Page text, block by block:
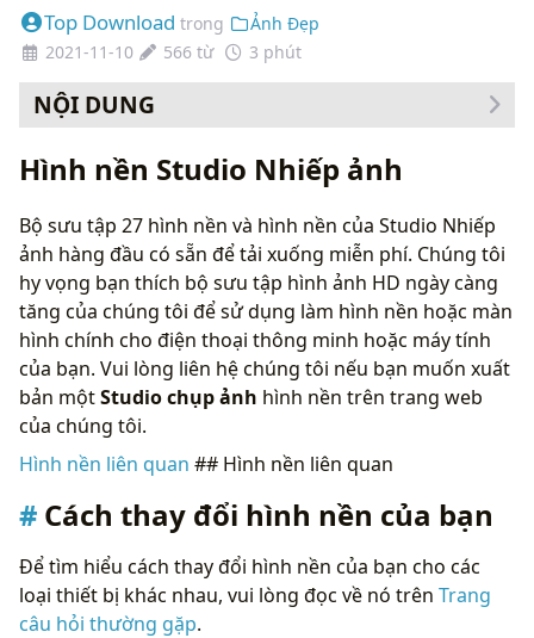
Top Download trong
Ảnh Đẹp
2021-11-10
566 từ 3 phút
NỘI DUNG
Hình nền Studio Nhiếp ảnh
Bộ sưu tập 27 hình nền và hình nền của Studio Nhiếp
ảnh hàng đầu có sẵn để tải xuống miễn phí. Chúng tôi
hy vọng bạn thích bộ sưu tập hình ảnh HD ngày càng
tăng của chúng tôi để sử dụng làm hình nền hoặc màn
hình chính cho điện thoại thông minh hoặc máy tính
của bạn. Vui lòng liên hệ chúng tôi nếu bạn muốn xuất
bản mộtStudio chụp ảnh hình nền trên trang web
của chúng tôi.
Hình nền liên quan ## Hình nền liên quan
Cách thay đổi hình nền của bạn
Để tìm hiểu cách thay đổi hình nền của bạn cho các
loại thiết bị khác nhau, vui lòng đọc về nó trên Trang
câu hỏi thường gặp.